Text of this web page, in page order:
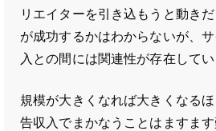
リエイターを引き込もうと動き
が成功するかはわからないが、
入との間には関連性が存在してい
規模が大きくなれば大きくなる
告収入でまかなうことはますます